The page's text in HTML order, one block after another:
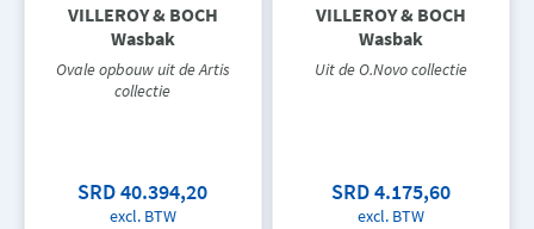
VILLEROY & BOCH
Wasbak
Ovale opbouw uit de Artis
collectie
SRD 40.394,20
excl. BTW
VILLEROY & BOCH
Wasbak
Uit de O.Novo collectie
SRD 4.175,60
excl. BTW